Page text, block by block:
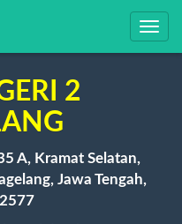
2
A, Kramat Selatan,
Jawa Tengah,